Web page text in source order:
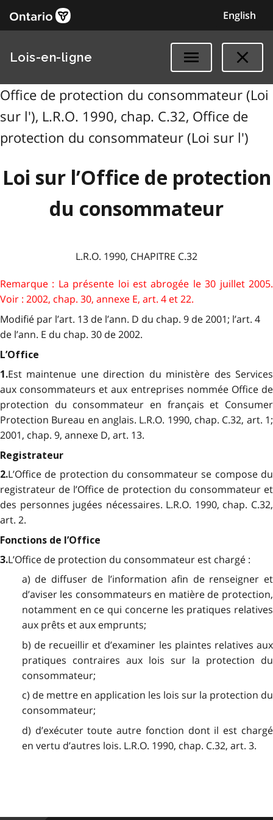
English
Lois-en-ligne
Office de protection du consommateur (Loi
sur l'), L.R.O. 1990, chap. C.32, Office de
protection du consommateur (Loi sur l')
Loi sur l’Office de protection
du consommateur
L.R.O. 1990, CHAPITRE C.32
Remarque : La présente loi est abrogée le 30 juillet 2005.
Voir : 2002, chap. 30, annexe E, art. 4 et 22.
Modifié par l’art. 13 de l’ann. D du chap. 9 de 2001; l’art. 4
de l’ann. E du chap. 30 de 2002.
L’Office
1.Est maintenue une direction du ministère des Services
aux consommateurs et aux entreprises nommée Office de
protection du consommateur en français et Consumer
Protection Bureau en anglais. L.R.O. 1990, chap. C.32, art. 1;
2001, chap. 9, annexe D, art. 13.
Registrateur
2.L’Office de protection du consommateur se compose du
registrateur de l’Office de protection du consommateur et
des personnes jugées nécessaires. L.R.O. 1990, chap. C.32,
art. 2.
Fonctions de l’Office
3.L’Office de protection du consommateur est chargé :
a) de diffuser de l’information afin de renseigner et
d’aviser les consommateurs en matière de protection,
notamment en ce qui concerne les pratiques relatives
aux prêts et aux emprunts;
b) de recueillir et d’examiner les plaintes relatives aux
pratiques contraires aux lois sur la protection du
consommateur;
c) de mettre en application les lois sur la protection du
consommateur;
d) d’exécuter toute autre fonction dont il est chargé
en vertu d’autres lois. L.R.O. 1990, chap. C.32, art. 3.